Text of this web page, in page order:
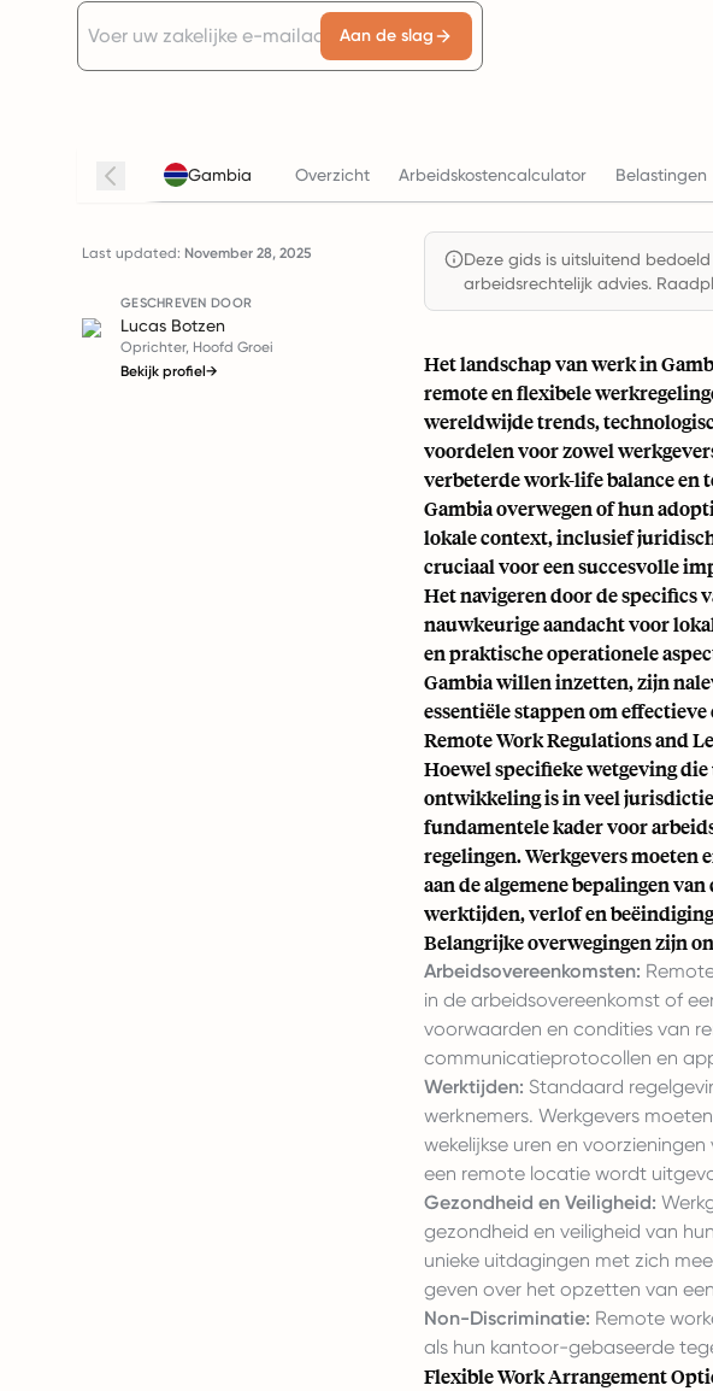
Aan de slag
Gambia Overzicht Arbeidskostencalculator Belastingen
Last updated: November 28, 2025
GESCHREVEN DOOR
Lucas Botzen
Oprichter, Hoofd Groei
Bekijk profiel→
Deze gids is uitsluitend
arbeidsrechtelijk advies.
Het landschap van werk in
remote en flexibele
wereldwijde trends,
voordelen voor zowel
verbeterde work-life balance en
Gambia overwegen of hun
lokale context, inclusief
cruciaal voor een succesvolle
Het navigeren door de specifics
nauwkeurige aandacht voor
en praktische operationele
Gambia willen inzetten, zijn
essentiële stappen om
Remote Work Regulations and
Hoewel specifieke wetgeving
ontwikkeling is in veel
fundamentele kader voor
regelingen. Werkgevers
aan de algemene bepalingen
werktijden, verlof en
Belangrijke overwegingen zijn
Arbeidsovereenkomsten:
in de arbeidsovereenkomst of
voorwaarden en condities van
communicatieprotocollen en
Werktijden: Standaard
werknemers. Werkgevers
wekelijkse uren en
een remote locatie wordt
Gezondheid en Veiligheid:
gezondheid en veiligheid van
unieke uitdagingen met zich
geven over het opzetten van
Non-Discriminatie: Remote
als hun kantoor-gebaseerde
Flexible Work Arrangement